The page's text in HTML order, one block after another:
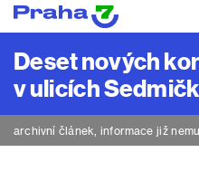
Deset nových
v ulicích
archivní článek, informace již